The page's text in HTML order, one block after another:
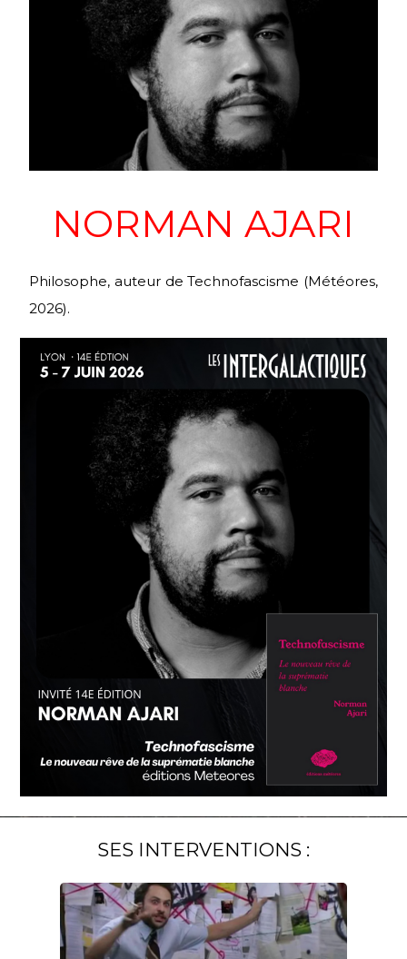
NORMAN AJARI
Philosophe, auteur de Technofascisme (Météores,
2026).
SES INTERVENTIONS :